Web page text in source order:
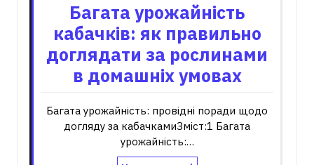
Багата урожайність
кабачків: як правильно
доглядати за рослинами
в домашніх умовах
Багата урожайність: провідні поради щодо
догляду за кабачкамиЗміст:1 Багата
урожайність:…